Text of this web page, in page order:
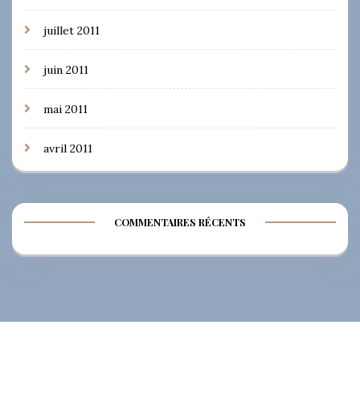
juillet 2011
juin 2011
mai 2011
avril 2011
COMMENTAIRES RÉCENTS